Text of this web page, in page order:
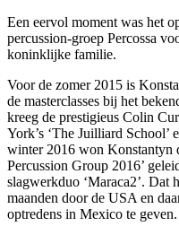
Een eervol moment was het
percussion-groep Percossa
koninklijke familie.
Voor de zomer 2015 is
de masterclasses bij het
kreeg de prestigieus Colin
York’s ‘The Juilliard
winter 2016 won Konstantyn
Percussion Group 2016’
slagwerkduo ‘Maraca2’. Dat
maanden door de USA en
optredens in Mexico te geven.